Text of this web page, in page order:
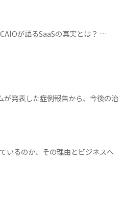
が語るSaaSの真実とは？ …
発表した症例報告から、今後の治
いるのか、その理由とビジネスへ